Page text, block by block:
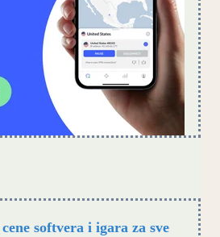
softvera i igara za sve